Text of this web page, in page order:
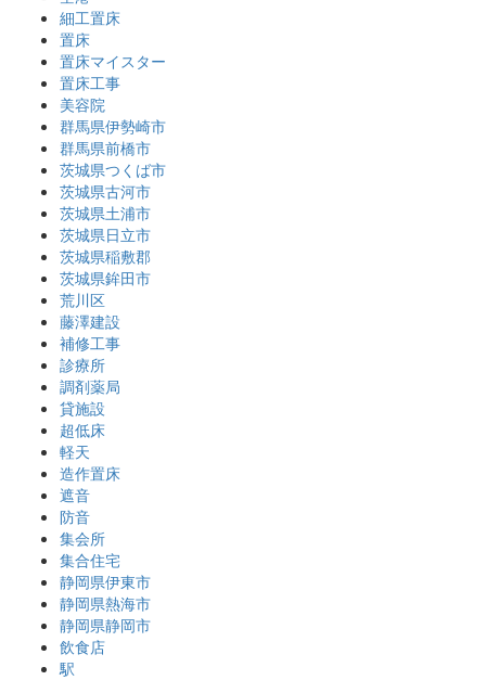
細工置床
置床
置床マイスター
置床工事
美容院
群馬県伊勢崎市
群馬県前橋市
茨城県つくば市
茨城県古河市
茨城県土浦市
茨城県日立市
茨城県稲敷郡
茨城県鉾田市
荒川区
藤澤建設
補修工事
診療所
調剤薬局
貸施設
超低床
軽天
造作置床
遮音
防音
集会所
集合住宅
静岡県伊東市
静岡県熱海市
静岡県静岡市
飲食店
駅